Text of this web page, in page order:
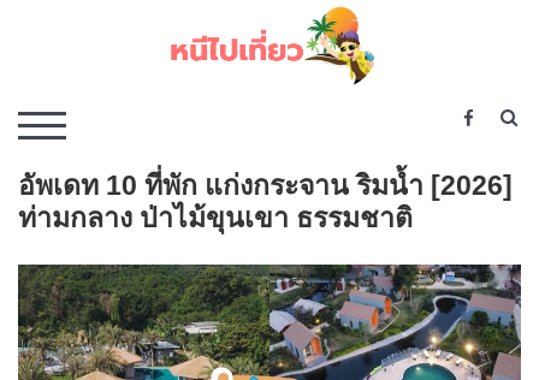
TOGGLE MOBILE MENU
อัพเดท 10 ที่พัก แก่งกระจาน ริมน้ำ [2026]
ท่ามกลาง ป่าไม้ขุนเขา ธรรมชาติ